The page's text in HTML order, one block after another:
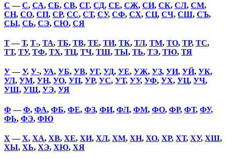
С —С, СА, СБ, СВ, СГ, СД, СЕ, СЖ, СИ, СК, СЛ, СМ,
СН, СО, СП, СР, СС, СТ, СУ, СФ, СХ, СЦ, СЧ, СШ, СЪ,
СЫ, СЬ, СЭ, СЮ, СЯ
Т—Т, Т-, ТА, ТБ, ТВ, ТЕ, ТИ, ТК, ТЛ, ТМ, ТО, ТР, ТС,
ТТ, ТУ, ТФ, ТХ, ТЦ, ТЧ, ТШ, ТЫ, ТЬ, ТЭ, ТЮ, ТЯ
У—У, У-, УА, УБ, УВ, УГ, УД, УЕ, УЖ, УЗ, УИ, УЙ, УК,
УЛ, УМ, УН, УО, УП, УР, УС, УТ, УУ, УФ, УХ, УЦ, УЧ,
УШ, УЩ, УЭ, УЯ
Ф —Ф, ФА, ФБ, ФЕ, ФЗ, ФИ, ФЛ, ФМ, ФО, ФР, ФТ, ФУ,
ФЬ, ФЭ, ФЮ
Х —Х, ХА, ХВ, ХЕ, ХИ, ХЛ, ХМ, ХН, ХО, ХР, ХТ, ХУ, ХШ,
ХЫ, ХЬ, ХЭ, ХЮ, ХЯ